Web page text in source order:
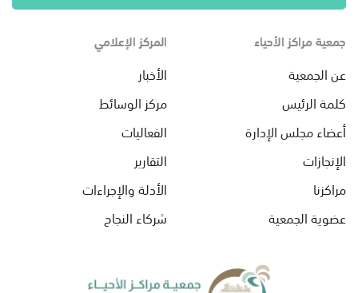
جمعية مراكز الأحياء
عن الجمعية
كلمة الرئيس
أعضاء مجلس الإدارة
الإنجازات
مراكزنا
عضوية الجمعية
المركز الإعلامي
الأخبار
مركز الوسائط
الفعاليات
التقارير
الأدلة والإجراءات
شركاء النجاح